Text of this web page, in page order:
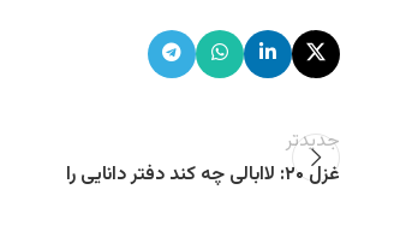
جدیدتر
غزل ۲۰: لاابالی چه کند دفتر دانایی را